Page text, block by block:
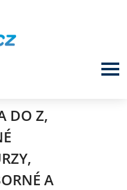
DO Z,
A